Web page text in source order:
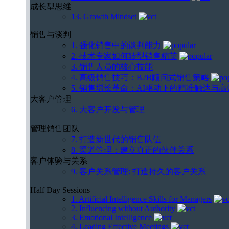
成长型思维
13. Growth Mindset
销售与谈判
1. 强化销售中的谈判能力
2. 技术专家如何转型销售精英
3. 销售人员的核心技能
4. 高级销售技巧：B2B顾问式销售策略
5. 销售增长革命：AI驱动下的精准触达与高
大客户管理
6. 大客户开发与管理
管理销售团队
7. 打造新世代的销售队伍
8. 渠道管理：建立真正的伙伴关系
客户体验与关系
9. 客户关系管理: 打造持久的客户关系
Half Day Sessions
1. Artificial Intelligence Skills for Managers
2. Influencing without Authority
3. Emotional Intelligence
4. Leading Effective Meetings